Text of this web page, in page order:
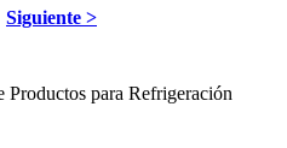
Siguiente >
para Refrigeración